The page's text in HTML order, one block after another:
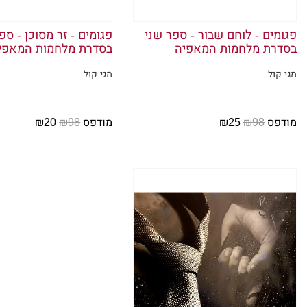
העולם
מושפע
הוא
נערה
האחים
פגומים - לוחם שבור - ספר שני
בסדרת מלחמות המאפיה
מגי קול
מודפס ₪98
פגומים - זר מסוכן -
בסדרת מלחמות
מגי קול
מודפס ₪98
₪20